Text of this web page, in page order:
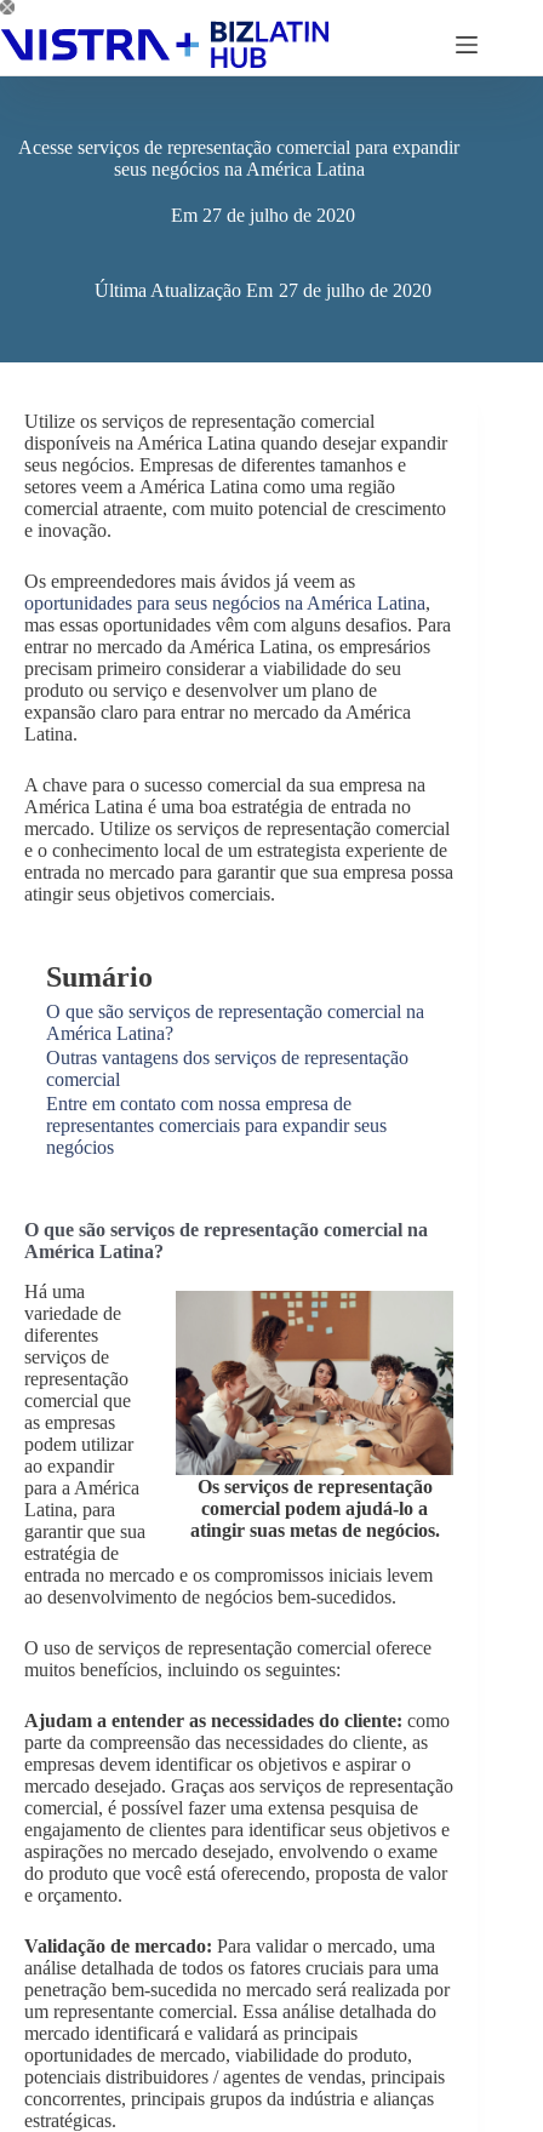
Pular
para
conteúdo
Acesse serviços de representação comercial para expandir
seus negócios na América Latina
Em 27 de julho de 2020
Última Atualização Em 27 de julho de 2020
Utilize os serviços de representação comercial
disponíveis na América Latina quando desejar expandir
seus negócios. Empresas de diferentes tamanhos e
setores veem a América Latina como uma região
comercial atraente, com muito potencial de crescimento
e inovação.
Os empreendedores mais ávidos já veem as
oportunidades para seus negócios na América Latina,
mas essas oportunidades vêm com alguns desafios. Para
entrar no mercado da América Latina, os empresários
precisam primeiro considerar a viabilidade do seu
produto ou serviço e desenvolver um plano de
expansão claro para entrar no mercado da América
Latina.
A chave para o sucesso comercial da sua empresa na
América Latina é uma boa estratégia de entrada no
mercado. Utilize os serviços de representação comercial
e o conhecimento local de um estrategista experiente de
entrada no mercado para garantir que sua empresa possa
atingir seus objetivos comerciais.
Sumário
O que são serviços de representação comercial na
América Latina?
Outras vantagens dos serviços de representação
comercial
Entre em contato com nossa empresa de
representantes comerciais para expandir seus
negócios
O que são serviços de representação comercial na
América Latina?
Os serviços de representação
comercial podem ajudá-lo a
atingir suas metas de negócios.
Há uma
variedade de
diferentes
serviços de
representação
comercial que
as empresas
podem utilizar
ao expandir
para a América
Latina, para
garantir que sua
estratégia de
entrada no mercado e os compromissos iniciais levem
ao desenvolvimento de negócios bem-sucedidos.
O uso de serviços de representação comercial oferece
muitos benefícios, incluindo os seguintes:
Ajudam a entender as necessidades do cliente: como
parte da compreensão das necessidades do cliente, as
empresas devem identificar os objetivos e aspirar o
mercado desejado. Graças aos serviços de representação
comercial, é possível fazer uma extensa pesquisa de
engajamento de clientes para identificar seus objetivos e
aspirações no mercado desejado, envolvendo o exame
do produto que você está oferecendo, proposta de valor
e orçamento.
Validação de mercado: Para validar o mercado, uma
análise detalhada de todos os fatores cruciais para uma
penetração bem-sucedida no mercado será realizada por
um representante comercial. Essa análise detalhada do
mercado identificará e validará as principais
oportunidades de mercado, viabilidade do produto,
potenciais distribuidores / agentes de vendas, principais
concorrentes, principais grupos da indústria e alianças
estratégicas.